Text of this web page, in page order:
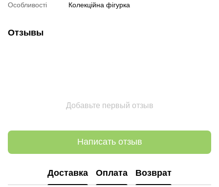
Особливості
Колекційна фігурка
Отзывы
Добавьте первый отзыв
Написать отзыв
Доставка Оплата Возврат